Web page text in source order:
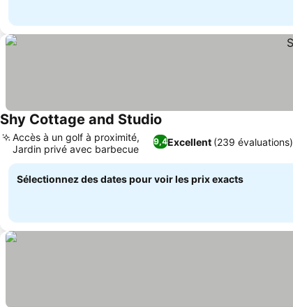
Shy Cottage and Studio
9,4Excellent (239 évaluations)
Accès à un golf à proximité,
Jardin privé avec barbecue
Sélectionnez des dates pour voir les prix exacts